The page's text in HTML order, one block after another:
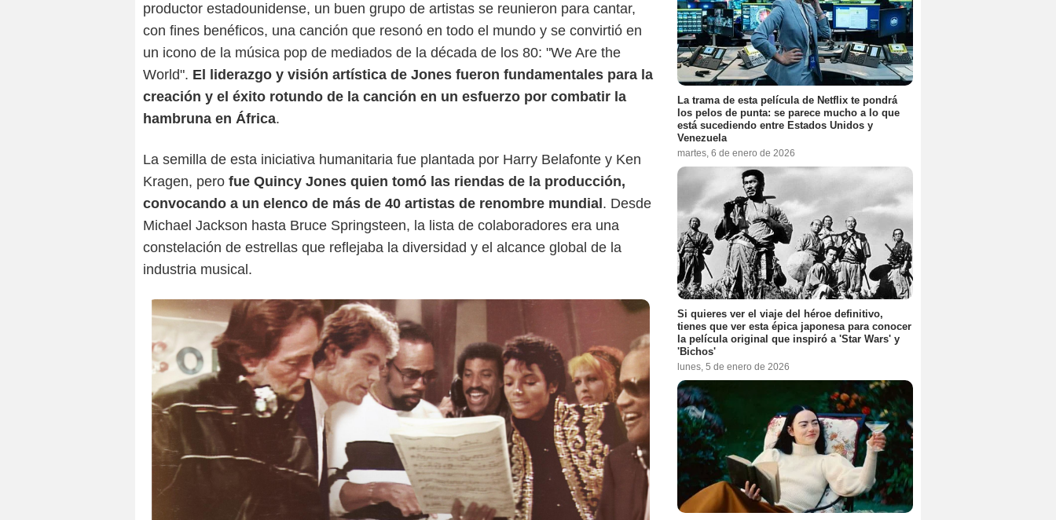
productor estadounidense, un buen grupo de artistas se reunieron para cantar,
con fines benéficos, una canción que resonó en todo el mundo y se convirtió en
un icono de la música pop de mediados de la década de los 80: "We Are the
World". El liderazgo y visión artística de Jones fueron fundamentales para la
creación y el éxito rotundo de la canción en un esfuerzo por combatir la
hambruna en África.
La semilla de esta iniciativa humanitaria fue plantada por Harry Belafonte y Ken
Kragen, pero fue Quincy Jones quien tomó las riendas de la producción,
convocando a un elenco de más de 40 artistas de renombre mundial . Desde
Michael Jackson hasta Bruce Springsteen, la lista de colaboradores era una
constelación de estrellas que reflejaba la diversidad y el alcance global de la
industria musical.
Showbiz411
La trama de esta película de Netflix te pondrá
los pelos de punta: se parece mucho a lo que
está sucediendo entre Estados Unidos y
Venezuela
martes, 6 de enero de 2026
Si quieres ver el viaje del héroe definitivo,
tienes que ver esta épica japonesa para conocer
la película original que inspiró a 'Star Wars' y
'Bichos'
lunes, 5 de enero de 2026